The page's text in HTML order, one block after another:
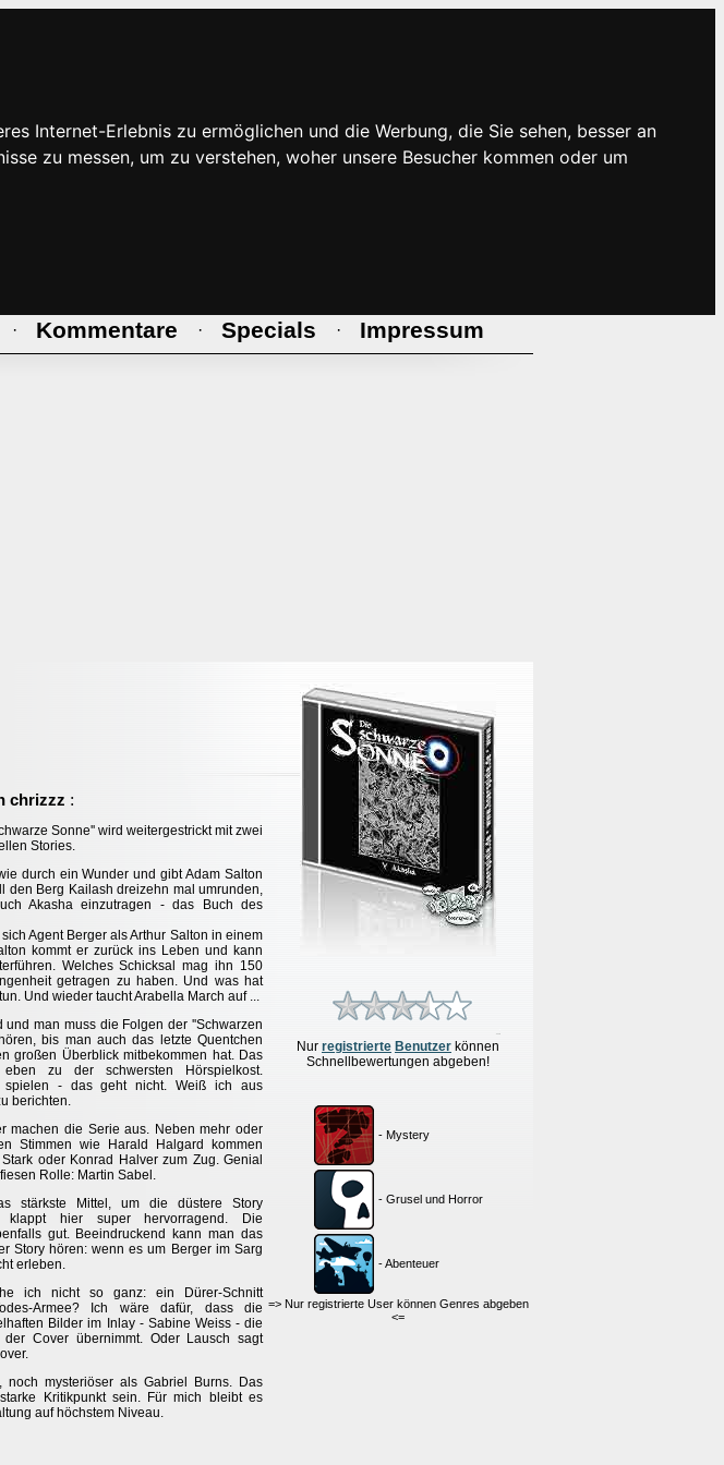
Internet-Erlebnis zu ermöglichen und die Werbung, die Sie sehen, besser an
zu messen, um zu verstehen, woher unsere Besucher kommen oder um
· Kommentare · Specials · Impressum
Nur registrierte Benutzer können
Schnellbewertungen abgeben!
- Mystery
- Grusel und Horror
- Abenteuer
=> Nur registrierte User können Genres abgeben
<=
chrizzz :
Sonne'' wird weitergestrickt mit zwei
Stories.
durch ein Wunder und gibt Adam Salton
den Berg Kailash dreizehn mal umrunden,
Akasha einzutragen - das Buch des
Agent Berger als Arthur Salton in einem
kommt er zurück ins Leben und kann
Welches Schicksal mag ihn 150
getragen zu haben. Und was hat
Und wieder taucht Arabella March auf ...
und man muss die Folgen der ''Schwarzen
bis man auch das letzte Quentchen
großen Überblick mitbekommen hat. Das
zu der schwersten Hörspielkost.
spielen - das geht nicht. Weiß ich aus
berichten.
machen die Serie aus. Neben mehr oder
Stimmen wie Harald Halgard kommen
oder Konrad Halver zum Zug. Genial
Rolle: Martin Sabel.
stärkste Mittel, um die düstere Story
klappt hier super hervorragend. Die
gut. Beeindruckend kann man das
Story hören: wenn es um Berger im Sarg
erleben.
ich nicht so ganz: ein Dürer-Schnitt
Armee? Ich wäre dafür, dass die
Bilder im Inlay - Sabine Weiss - die
der Cover übernimmt. Oder Lausch sagt
noch mysteriöser als Gabriel Burns. Das
Kritikpunkt sein. Für mich bleibt es
auf höchstem Niveau.